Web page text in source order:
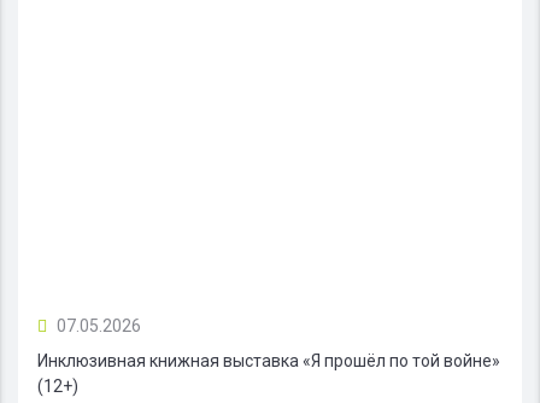
07.05.2026
Инклюзивная книжная выставка «Я прошёл по той войне»
(12+)